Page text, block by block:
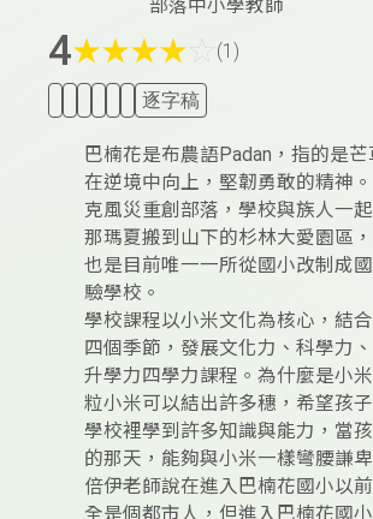
部落中小學教師
4★★★★ (1)
逐字稿
巴楠花是布農語Padan，指的是
在逆境中向上，堅韌勇敢的精神
克風災重創部落，學校與族人一
那瑪夏搬到山下的杉林大愛園區
也是目前唯一一所從國小改制成
驗學校。
學校課程以小米文化為核心，結
四個季節，發展文化力、科學力、
升學力四學力課程。為什麼是小
粒小米可以結出許多穗，希望孩
學校裡學到許多知識與能力，當
的那天，能夠與小米一樣彎腰謙卑
倍伊老師說在進入巴楠花國小以